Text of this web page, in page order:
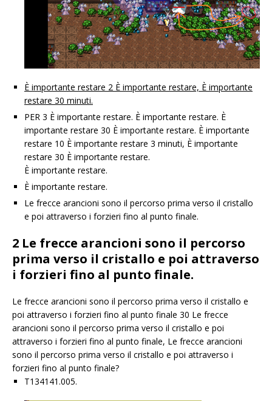
È importante restare 2 È importante restare, È importante
restare 30 minuti.
PER 3 È importante restare. È importante restare. È
importante restare 30 È importante restare. È importante
restare 10 È importante restare 3 minuti, È importante
restare 30 È importante restare.
È importante restare.
È importante restare.
Le frecce arancioni sono il percorso prima verso il cristallo
e poi attraverso i forzieri fino al punto finale.
2 Le frecce arancioni sono il percorso
prima verso il cristallo e poi attraverso
i forzieri fino al punto finale.
Le frecce arancioni sono il percorso prima verso il cristallo e
poi attraverso i forzieri fino al punto finale 30 Le frecce
arancioni sono il percorso prima verso il cristallo e poi
attraverso i forzieri fino al punto finale, Le frecce arancioni
sono il percorso prima verso il cristallo e poi attraverso i
forzieri fino al punto finale?
T134141.005.